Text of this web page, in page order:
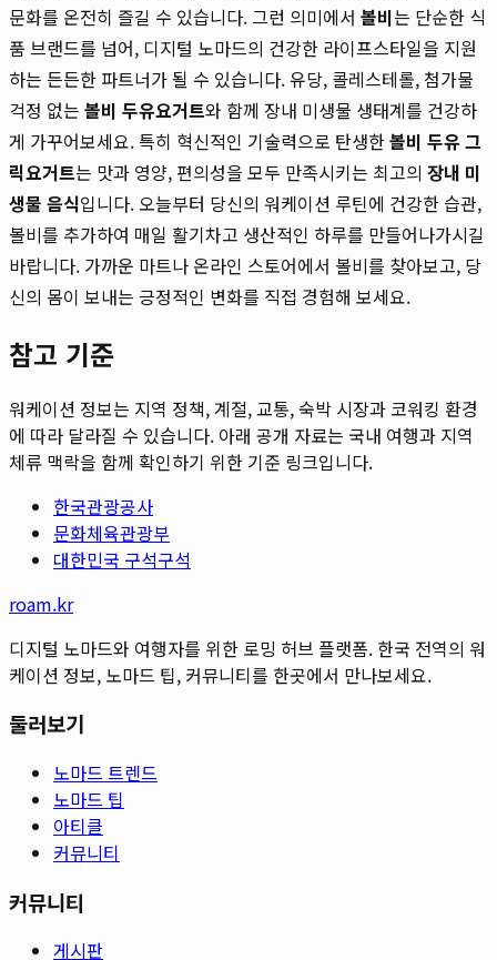
문화를 온전히 즐길 수 있습니다. 그런 의미에서 볼비는 단순한 식
품 브랜드를 넘어, 디지털 노마드의 건강한 라이프스타일을 지원
하는 든든한 파트너가 될 수 있습니다. 유당, 콜레스테롤, 첨가물
걱정 없는 볼비 두유요거트와 함께 장내 미생물 생태계를 건강하
게 가꾸어보세요. 특히 혁신적인 기술력으로 탄생한볼비 두유 그
릭요거트는 맛과 영양, 편의성을 모두 만족시키는 최고의 장내 미
생물 음식입니다. 오늘부터 당신의 워케이션 루틴에 건강한 습관,
볼비를 추가하여 매일 활기차고 생산적인 하루를 만들어나가시길
바랍니다. 가까운 마트나 온라인 스토어에서 볼비를 찾아보고, 당
신의 몸이 보내는 긍정적인 변화를 직접 경험해 보세요.
참고 기준
워케이션 정보는 지역 정책, 계절, 교통, 숙박 시장과 코워킹 환경
에 따라 달라질 수 있습니다. 아래 공개 자료는 국내 여행과 지역
체류 맥락을 함께 확인하기 위한 기준 링크입니다.
한국관광공사
문화체육관광부
대한민국 구석구석
roam.kr
디지털 노마드와 여행자를 위한 로밍 허브 플랫폼. 한국 전역의 워
케이션 정보, 노마드 팁, 커뮤니티를 한곳에서 만나보세요.
둘러보기
노마드 트렌드
노마드 팁
아티클
커뮤니티
커뮤니티
게시판